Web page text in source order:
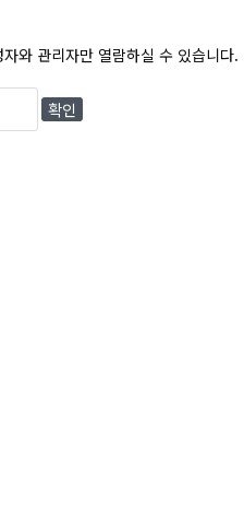
자와 관리자만 열람하실 수 있습니다.